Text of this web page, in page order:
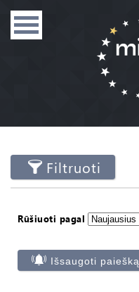
Filtruoti
Rūšiuoti pagal
Išsaugoti paiešką